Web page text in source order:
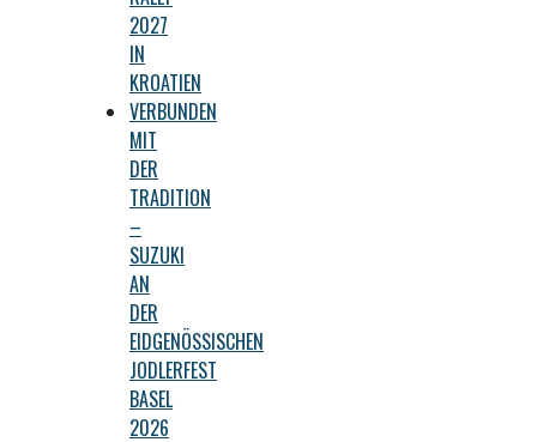
2027
IN
KROATIEN
VERBUNDEN
MIT
DER
TRADITION
–
SUZUKI
AN
DER
EIDGENÖSSISCHEN
JODLERFEST
BASEL
2026